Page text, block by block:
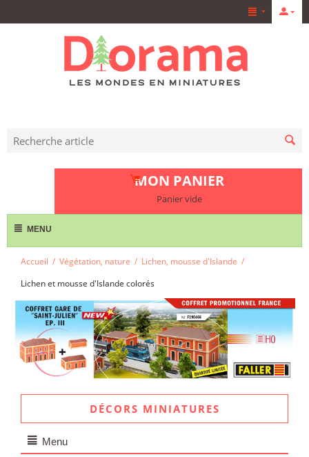
MON PANIER
Panier vide
MENU
Accueil / Végétation, nature / Lichen, mousse d'Islande /
Lichen et mousse d'Islande colorés
DÉCORS MINIATURES
Menu